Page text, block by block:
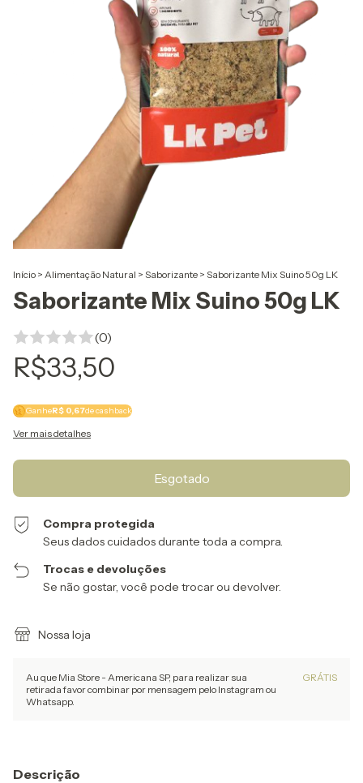
Início > Alimentação Natural > Saborizante > Saborizante Mix Suino 50g LK
Saborizante Mix Suino 50g LK
(0)
R$33,50
GanheR$ 0,67de cashback
Ver mais detalhes
Compra protegida
Seus dados cuidados durante toda a compra.
Trocas e devoluções
Se não gostar, você pode trocar ou devolver.
Nossa loja
Au que Mia Store - Americana SP, para realizar sua
retirada favor combinar por mensagem pelo Instagram ou
Whatsapp.
GRÁTIS
Descrição